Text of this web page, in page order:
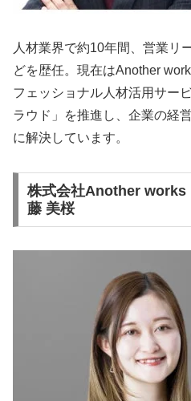
人材業界で約10年間、営業リ
どを歴任。現在はAnother
フェッショナル人材活用サー
ラウド」を推進し、企業の経
に解決しています。
株式会社Another works
藤 美桜